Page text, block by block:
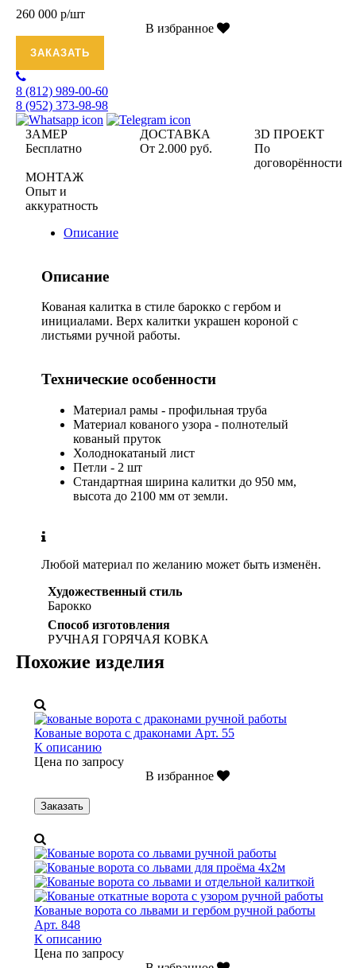
260 000 р/шт
В избранное
ЗАКАЗАТЬ
8 (812) 989-00-60
8 (952) 373-98-98
ЗАМЕР
Бесплатно
ДОСТАВКА
От 2.000 руб.
3D ПРОЕКТ
По
договорённости
МОНТАЖ
Опыт и
аккуратность
Описание
Описание
Кованая калитка в стиле барокко с гербом и
инициалами. Верх калитки украшен короной с
листьями ручной работы.
Технические особенности
Материал рамы - профильная труба
Материал кованого узора - полнотелый
кованый пруток
Холоднокатаный лист
Петли - 2 шт
Стандартная ширина калитки до 950 мм,
высота до 2100 мм от земли.
Любой материал по желанию может быть изменён.
Художественный стиль
Барокко
Способ изготовления
РУЧНАЯ ГОРЯЧАЯ КОВКА
Похожие изделия
Кованые ворота с драконами Арт. 55
К описанию
Цена по запросу
В избранное
Заказать
Кованые ворота cо львами и гербом ручной работы
Арт. 848
К описанию
Цена по запросу